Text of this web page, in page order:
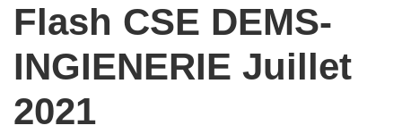
Flash CSE DEMS-
INGIENERIE Juillet
2021